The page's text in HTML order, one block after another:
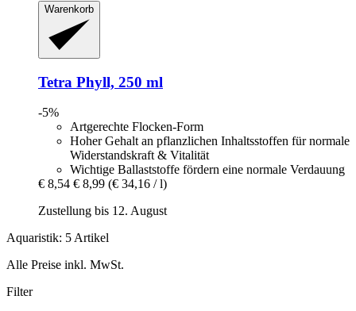
Warenkorb
Tetra Phyll, 250 ml
-5%
Artgerechte Flocken-Form
Hoher Gehalt an pflanzlichen Inhaltsstoffen für normale
Widerstandskraft & Vitalität
Wichtige Ballaststoffe fördern eine normale Verdauung
€ 8,54 € 8,99 (€ 34,16 / l)
Zustellung bis 12. August
Aquaristik: 5 Artikel
Alle Preise inkl. MwSt.
Filter